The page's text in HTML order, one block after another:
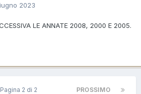
2023
LE ANNATE 2008, 2000 E 2005.
PROSSIMO
Pagina 2 di 2